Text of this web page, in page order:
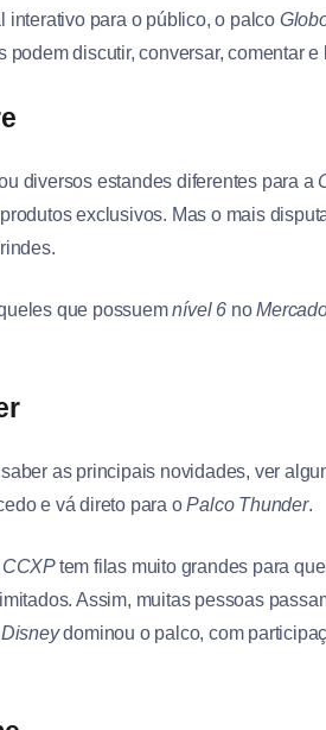
interativo para o público, o palco
podem discutir, conversar, comentar
diversos estandes diferentes para a
exclusivos. Mas o mais
que possuemnível 6 no
as principais novidades, ver
e vá direto para oPalco Thunder.
CCXPtem filas muito grandes para
Assim, muitas pessoas
Disneydominou o palco, com